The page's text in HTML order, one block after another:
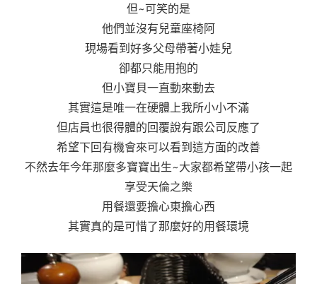
但~可笑的是
他們並沒有兒童座椅阿
現場看到好多父母帶著小娃兒
卻都只能用抱的
但小寶貝一直動來動去
其實這是唯一在硬體上我所小小不滿
但店員也很得體的回覆說有跟公司反應了
希望下回有機會來可以看到這方面的改善
不然去年今年那麼多寶寶出生~大家都希望帶小孩一起
享受天倫之樂
用餐還要擔心東擔心西
其實真的是可惜了那麼好的用餐環境